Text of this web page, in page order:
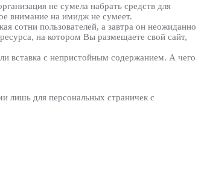
не сумела набрать средств для
внимание на имидж не сумеет.
сотни пользователей, а завтра он неожиданно
на котором Вы размещаете свой сайт,
вставка с непристойным содержанием. А чего
лишь для персональных страничек с